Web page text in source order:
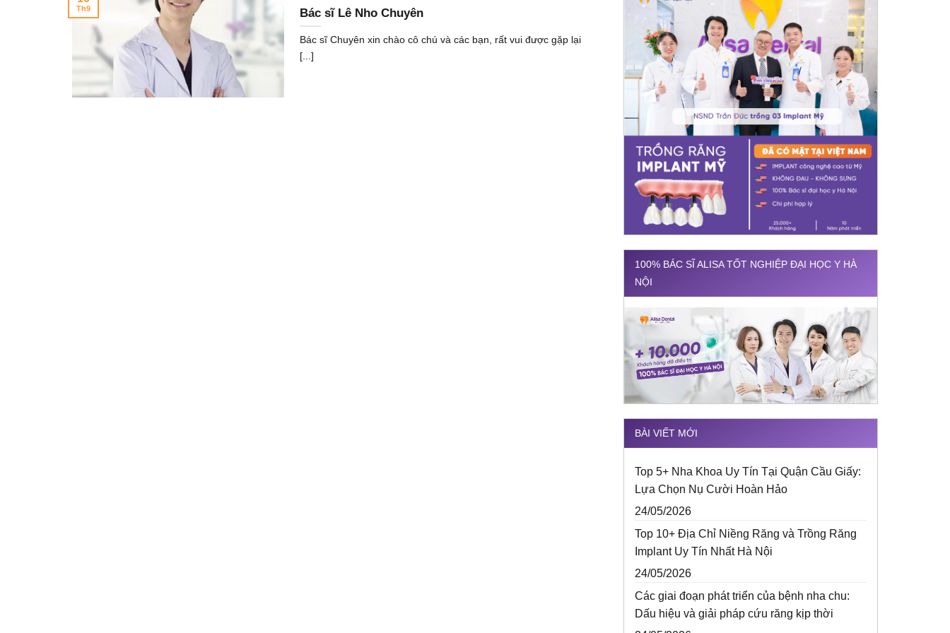
Bác sĩ Lê Nho Chuyên
Bác sĩ Chuyên xin chào cô chú và các bạn, rất vui được gặp lại
[...]
Th9
100% BÁC SĨ ALISA TỐT NGHIỆP ĐẠI HỌC Y HÀ
NỘI
BÀI VIẾT MỚI
Top 5+ Nha Khoa Uy Tín Tại Quận Cầu Giấy:
Lựa Chọn Nụ Cười Hoàn Hảo
24/05/2026
Top 10+ Địa Chỉ Niềng Răng và Trồng Răng
Implant Uy Tín Nhất Hà Nội
24/05/2026
Các giai đoạn phát triển của bệnh nha chu:
Dấu hiệu và giải pháp cứu răng kịp thời